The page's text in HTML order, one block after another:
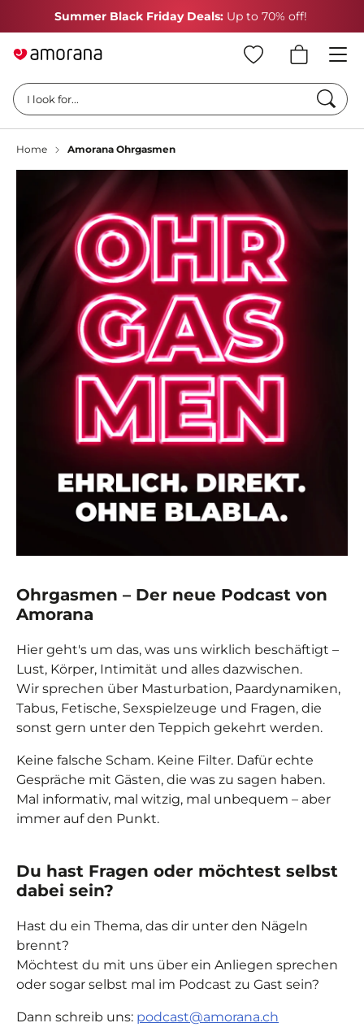
Friday Deals:Up to 70% off! GET A FREE GIFT
I look for...
Home Amorana Ohrgasmen
Ohrgasmen – Der neue Podcast von
Amorana
Hier geht's um das, was uns wirklich beschäftigt –
Lust, Körper, Intimität und alles dazwischen.
Wir sprechen über Masturbation, Paardynamiken,
Tabus, Fetische, Sexspielzeuge und Fragen, die
sonst gern unter den Teppich gekehrt werden.
Keine falsche Scham. Keine Filter. Dafür echte
Gespräche mit Gästen, die was zu sagen haben.
Mal informativ, mal witzig, mal unbequem – aber
immer auf den Punkt.
Du hast Fragen oder möchtest selbst
dabei sein?
Hast du ein Thema, das dir unter den Nägeln
brennt?
Möchtest du mit uns über ein Anliegen sprechen
oder sogar selbst mal im Podcast zu Gast sein?
Dann schreib uns: podcast@amorana.ch